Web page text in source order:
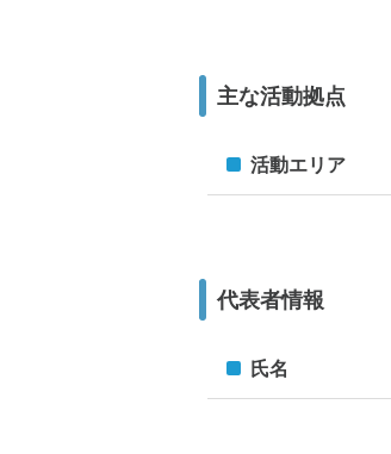
主な活動拠点
活動エリア
代表者情報
氏名